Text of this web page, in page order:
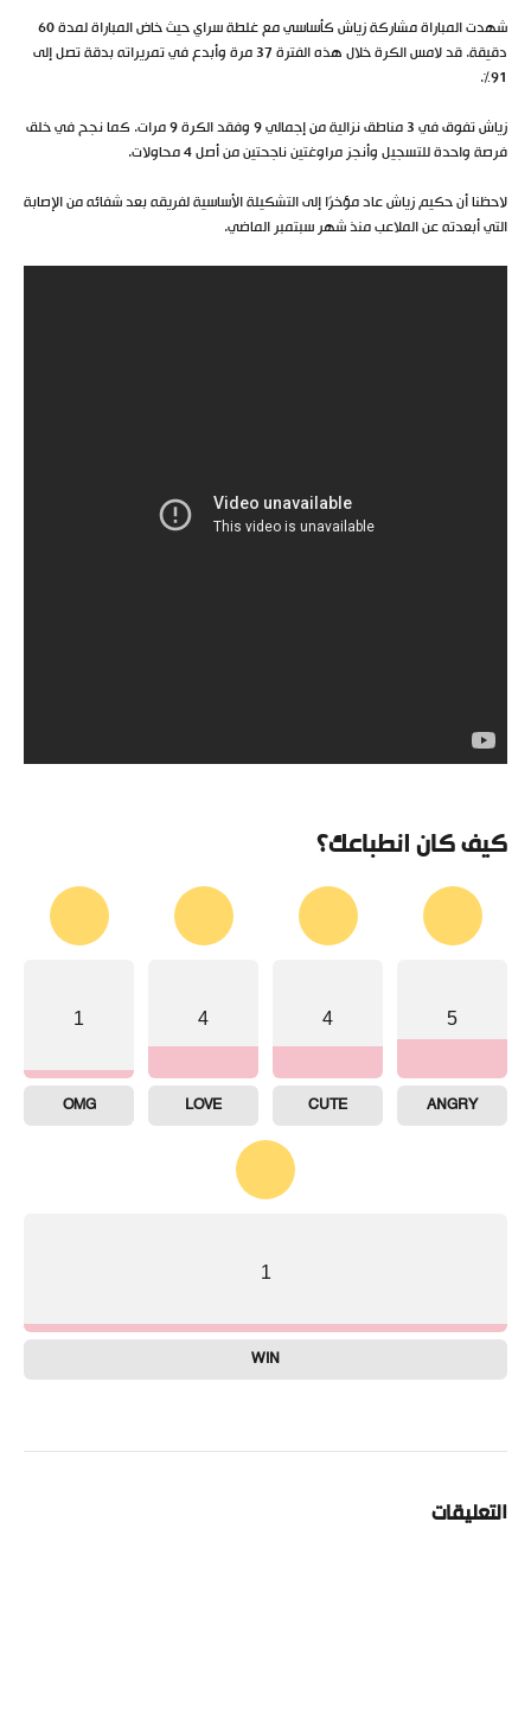
شهدت المباراة مشاركة زياش كأساسي مع غلطة سراي حيث خاض المباراة لمدة 60
دقيقة. قد لامس الكرة خلال هذه الفترة 37 مرة وأبدع في تمريراته بدقة تصل إلى
91%.
زياش تفوق في 3 مناطق نزالية من إجمالي 9 وفقد الكرة 9 مرات. كما نجح في خلق
فرصة واحدة للتسجيل وأنجز مراوغتين ناجحتين من أصل 4 محاولات.
لاحظنا أن حكيم زياش عاد مؤخرًا إلى التشكيلة الأساسية لفريقه بعد شفائه من الإصابة
التي أبعدته عن الملاعب منذ شهر سبتمبر الماضي.
كيف كان انطباعك؟
5
ANGRY
4
CUTE
4
LOVE
1
OMG
1
WIN
التعليقات